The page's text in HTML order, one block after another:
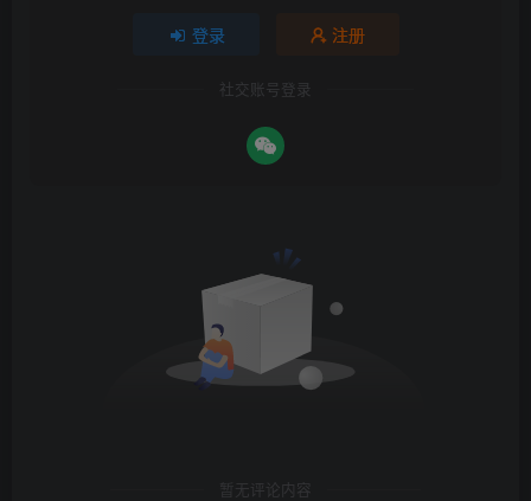
登录 注册
社交账号登录
暂无评论内容